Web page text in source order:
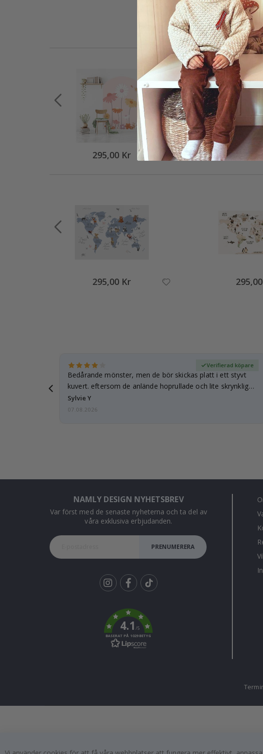
295,00 Kr 549,00
295,00 Kr
Bedårande mönster, men de bör skickas platt i ett styvt
kuvert. eftersom de anlände hoprullade och lite skrynkliga,
…
Sylvie Y
Verifierad köpare
07.08.2026
NAMLY DESIGN NYHETSBREV
Var först med de senaste nyheterna och ta del av
våra exklusiva erbjudanden.
PRENUMERERA
k
4.1/5
BASERAT PÅ 1029 BETYG